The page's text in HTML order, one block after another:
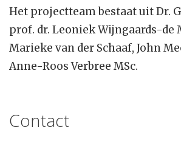
Het projectteam bestaat uit Dr.
prof. dr. Leoniek Wijngaards-de
Marieke van der Schaaf, John
Anne-Roos Verbree MSc.
Contact